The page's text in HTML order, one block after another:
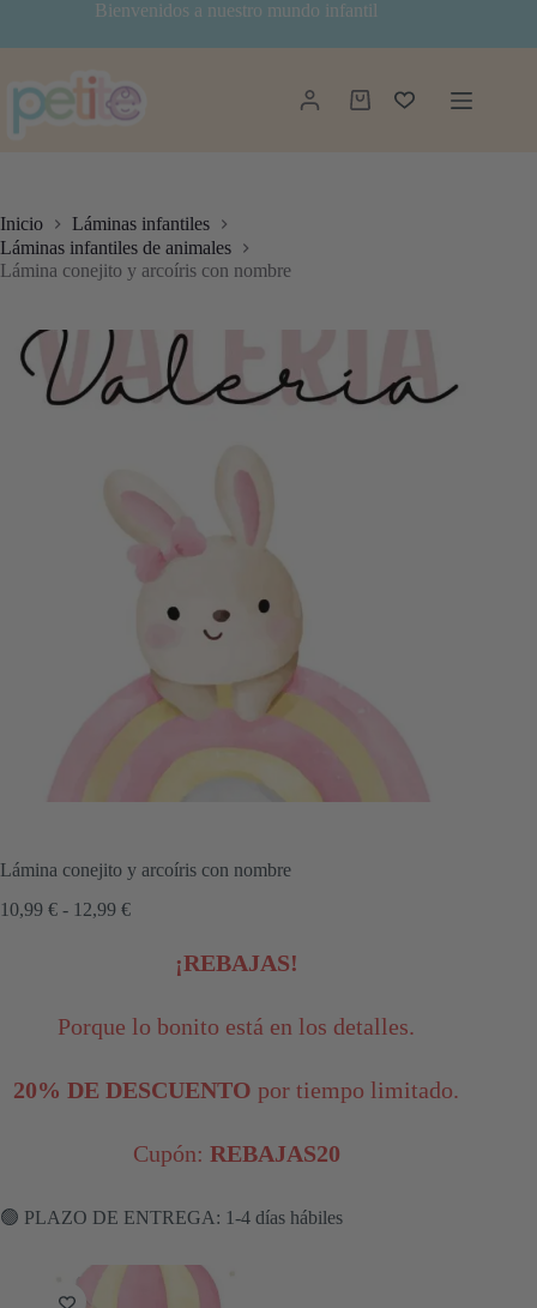
contenido
Bienvenidos a nuestro mundo infantil
Carro
Inicio
Láminas infantiles
Láminas infantiles de animales
Lámina conejito y arcoíris con nombre
Lámina conejito y arcoíris con nombre
10,99 € - 12,99 €Rango
precios:
hasta
12,99 €
¡REBAJAS!
Porque lo bonito está en los detalles.
20% DE DESCUENTO por tiempo limitado.
Cupón: REBAJAS20
🟢 PLAZO DE ENTREGA: 1-4 días hábiles